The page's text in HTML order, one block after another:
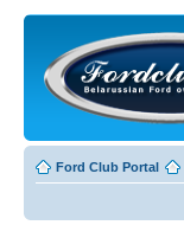
Ford Club Portal